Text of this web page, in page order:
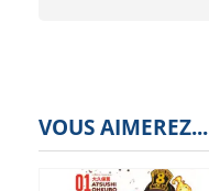
VOUS AIMEREZ...